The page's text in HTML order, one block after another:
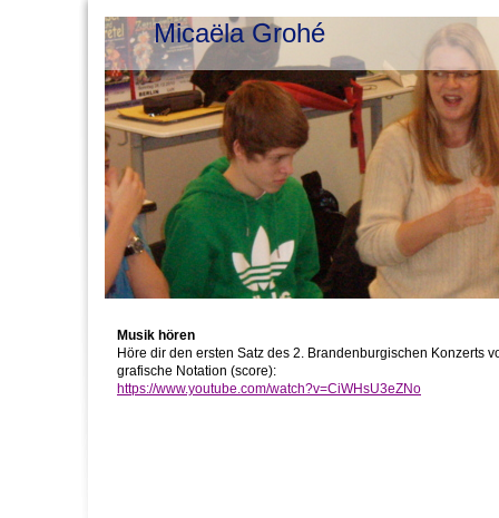
Micaëla Grohé
Musik hören
Höre dir den ersten Satz des 2. Brandenburgischen Konzerts
grafische Notation (score):
https://www.youtube.com/watch?v=CiWHsU3eZNo